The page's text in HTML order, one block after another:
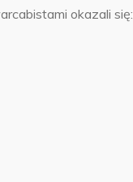
okazali się: